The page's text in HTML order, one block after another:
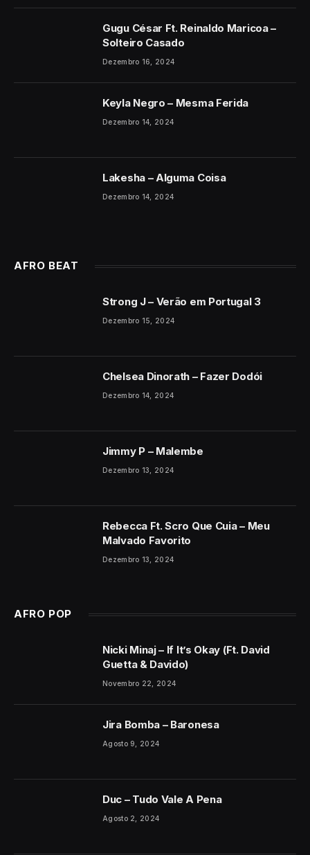
Gugu César Ft. Reinaldo Maricoa –
Solteiro Casado
Dezembro 16, 2024
Keyla Negro – Mesma Ferida
Dezembro 14, 2024
Lakesha – Alguma Coisa
Dezembro 14, 2024
AFRO BEAT
Strong J – Verão em Portugal 3
Dezembro 15, 2024
Chelsea Dinorath – Fazer Dodói
Dezembro 14, 2024
Jimmy P – Malembe
Dezembro 13, 2024
Rebecca Ft. Scro Que Cuia – Meu
Malvado Favorito
Dezembro 13, 2024
AFRO POP
Nicki Minaj – If It’s Okay (Ft. David
Guetta & Davido)
Novembro 22, 2024
Jira Bomba – Baronesa
Agosto 9, 2024
Duc – Tudo Vale A Pena
Agosto 2, 2024